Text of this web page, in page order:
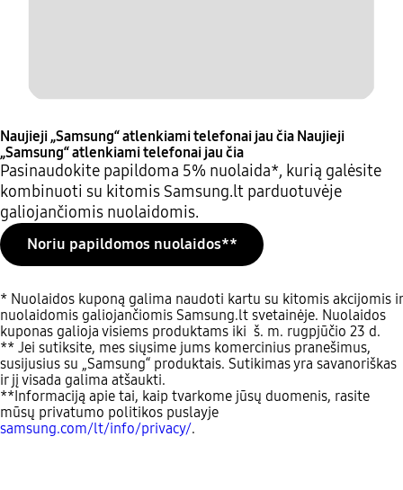
Naujieji „Samsung“ atlenkiami telefonai jau čia Naujieji
„Samsung“ atlenkiami telefonai jau čia
Pasinaudokite papildoma 5% nuolaida*, kurią galėsite
kombinuoti su kitomis Samsung.lt parduotuvėje
galiojančiomis nuolaidomis.
Noriu papildomos nuolaidos**
* Nuolaidos kuponą galima naudoti kartu su kitomis akcijomis ir
nuolaidomis galiojančiomis Samsung.lt svetainėje. Nuolaidos
kuponas galioja visiems produktams iki š. m. rugpjūčio 23 d.
** Jei sutiksite, mes siųsime jums komercinius pranešimus,
susijusius su „Samsung“ produktais. Sutikimas yra savanoriškas
ir jį visada galima atšaukti.
**Informaciją apie tai, kaip tvarkome jūsų duomenis, rasite
mūsų privatumo politikos puslayje
samsung.com/lt/info/privacy/.